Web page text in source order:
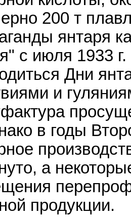
200 т
янтаря
с июля 1933
Дни
и
в годы
а
продукции.